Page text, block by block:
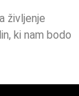
življenje
ki nam bodo